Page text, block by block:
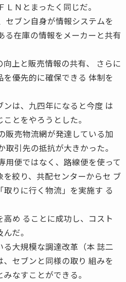
Ｎとまったく同じだ。
セブン自身が情報システムを
る在庫の情報をメーカーと共有
上と販売情報の共有、 さらに
優先的に確保できる 体制を
ンは、九四年になると今度 は
とをやろうとした。
販売物流網が発達している加
引先の抵抗が大きかった。
用便ではなく、路線便を使って
絞り、共配センターからセ ブ
りに行く物流」を実施す る
め ることに成功し、コスト
だ。
大規模な調達改革（本 誌二
セブンと同様の取り 組みを
なすことができる。